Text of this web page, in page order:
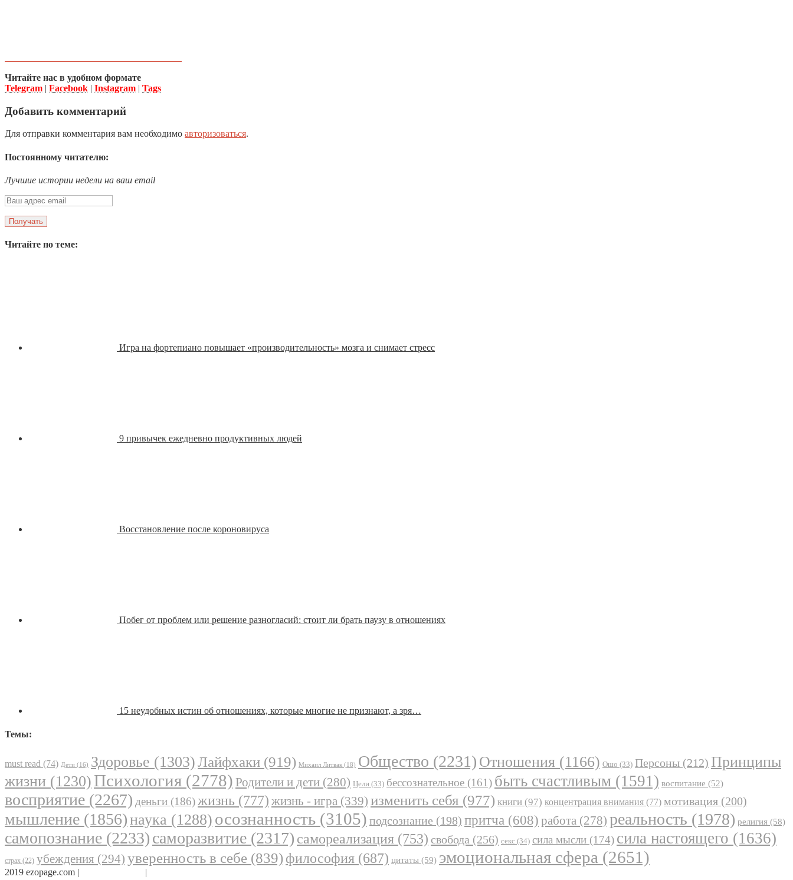
Читайте нас в удобном формате
Telegram | Facebook | Instagram | Tags
Добавить комментарий
Для отправки комментария вам необходимо авторизоваться.
Постоянному читателю:
Лучшие истории недели на ваш email
Читайте по теме:
Игра на фортепиано повышает «производительность» мозга и снимает стресс
9 привычек ежедневно продуктивных людей
Восстановление после короновируса
Побег от проблем или решение разногласий: стоит ли брать паузу в отношениях
15 неудобных истин об отношениях, которые многие не признают, а зря…
Темы:
must read (74) Дети (16) Здоровье (1303)Лайфхаки (919) Михаил Литвак (18) Общество (2231) Отношения (1166) Ошо (33) Персоны (212) Принципы
жизни (1230) Психология (2778) Родители и дети (280) Цели (33) бессознательное (161) быть счастливым (1591) воспитание (52)
восприятие (2267) деньги (186)жизнь (777) жизнь - игра (339) изменить себя (977) книги (97) концентрация внимания (77) мотивация (200)
мышление (1856)наука (1288) осознанность (3105) подсознание (198) притча (608) работа (278) реальность (1978) религия (58)
самопознание (2233)саморазвитие (2317) самореализация (753) свобода (256) секс (34) сила мысли (174) сила настоящего (1636)
страх (22) убеждения (294) уверенность в себе (839) философия (687) цитаты (59) эмоциональная сфера (2651)
2019 ezopage.com | |